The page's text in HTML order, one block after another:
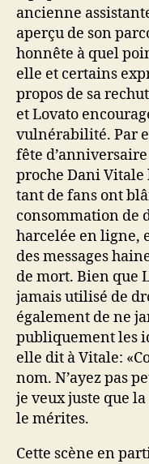
ancienne
aperçu de son
honnête à quel
elle et certains
propos de sa
et Lovato
vulnérabilité. Par
fête
proche Dani Vitale
tant de fans ont
consommation de
harcelée en ligne,
des messages
de mort. Bien que
jamais utilisé de
également de ne
publiquement les
elle dit à Vitale:
nom. N’ayez pas
je veux juste que
le mérites.
Cette scène en